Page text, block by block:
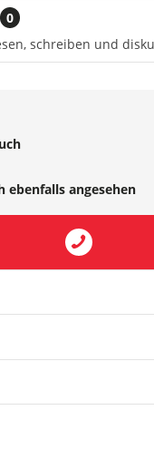
0
schreiben und
ebenfalls angesehen